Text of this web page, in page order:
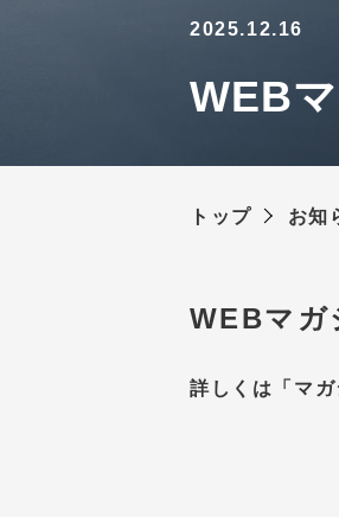
2025.12.16
WEB
トップ お知
WEBマガ
詳しくは「マ